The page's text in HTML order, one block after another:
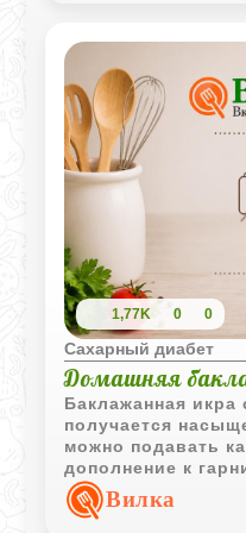
1,77K 0 0
Сахарный диабет
Домашняя
Баклажанная
получается
можно подавать
дополнение к
свежий хлеб.
Вилка